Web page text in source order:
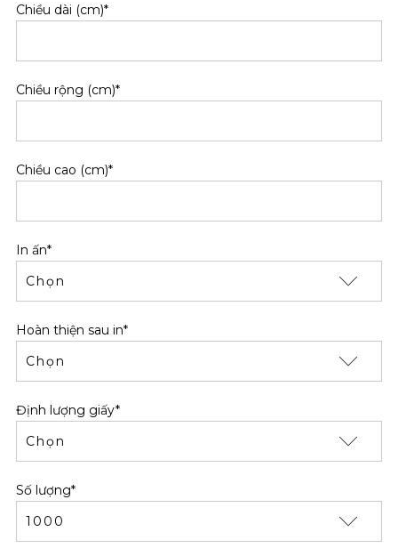
Chiều dài (cm)*
Chiều rộng (cm)*
Chiều cao (cm)*
In ấn*
Hoàn thiện sau in*
Định lượng giấy*
Số lượng*